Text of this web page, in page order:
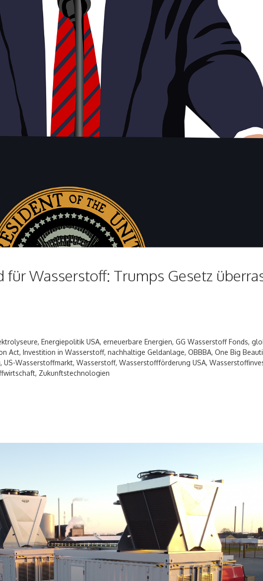
für Wasserstoff: Trumps Gesetz
,Energiepolitik USA,erneuerbare Energien,GG Wasserstoff Fonds,
Act, Investition in Wasserstoff, nachhaltige Geldanlage, OBBBA, One Big
, US-Wasserstoffmarkt, Wasserstoff, Wasserstoffförderung USA,
, Zukunftstechnologien